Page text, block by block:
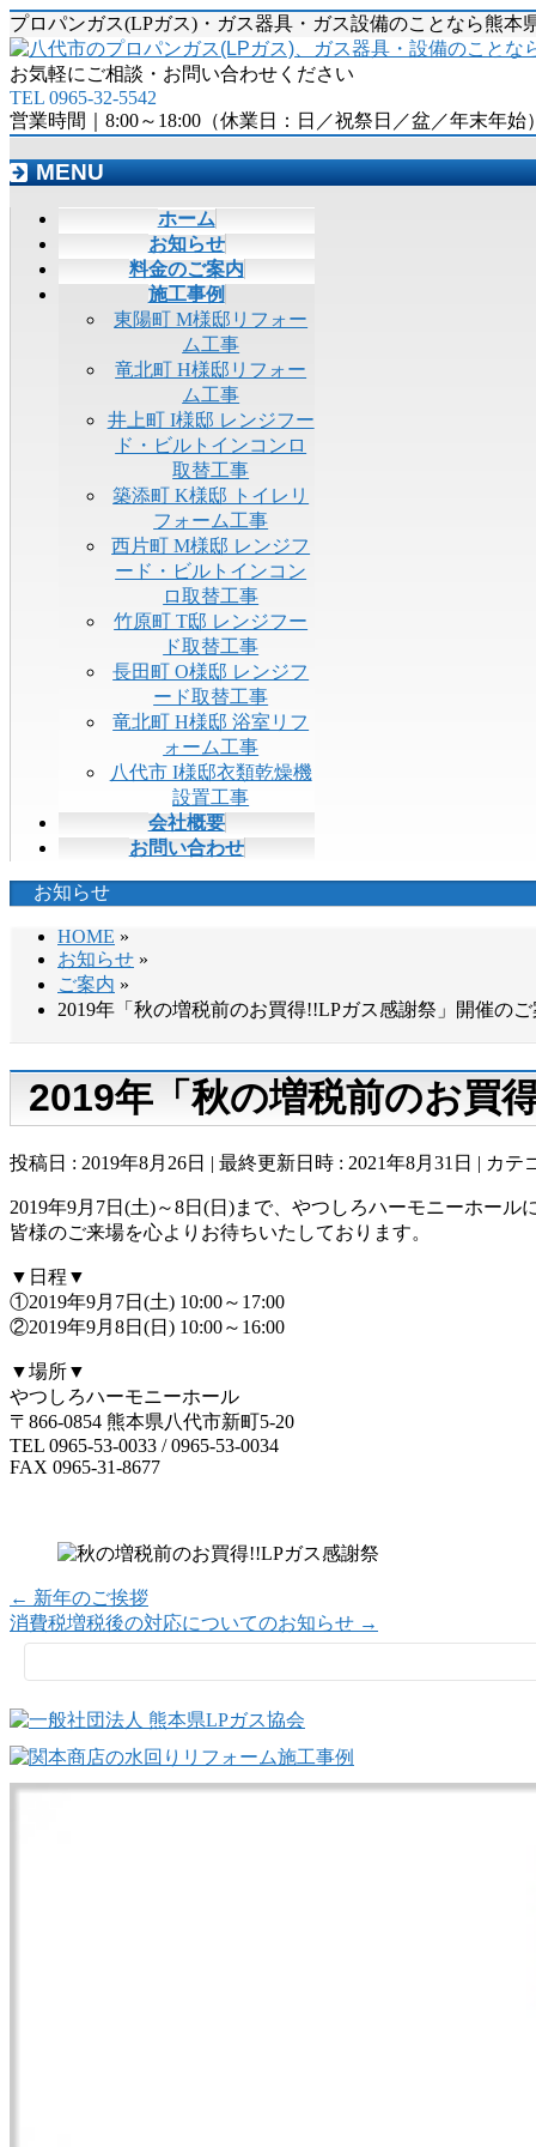
プロパンガス(LPガス)・ガス器具・ガス設備のことなら熊
お気軽にご相談・お問い合わせください
TEL 0965-32-5542
営業時間｜8:00～18:00（休業日：日／祝祭日／盆／年末年始
MENU
ホーム
お知らせ
料金のご案内
施工事例
東陽町 M様邸リフォー
ム工事
竜北町 H様邸リフォー
ム工事
井上町 I様邸 レンジフー
ド・ビルトインコンロ
取替工事
築添町 K様邸 トイレリ
フォーム工事
西片町 M様邸 レンジフ
ード・ビルトインコン
ロ取替工事
竹原町 T邸 レンジフー
ド取替工事
長田町 O様邸 レンジフ
ード取替工事
竜北町 H様邸 浴室リフ
ォーム工事
八代市 I様邸衣類乾燥機
設置工事
会社概要
お問い合わせ
お知らせ
HOME »
お知らせ »
ご案内 »
2019年「秋の増税前のお買得!!LPガス感謝祭」開催の
2019年「秋の増税前のお買
投稿日 : 2019年8月26日 最終更新日時 : 2021年8月31日 カテ
2019年9月7日(土)～8日(日)まで、やつしろハーモニーホー
皆様のご来場を心よりお待ちいたしております。
▼日程▼
①2019年9月7日(土) 10:00～17:00
②2019年9月8日(日) 10:00～16:00
▼場所▼
やつしろハーモニーホール
〒866-0854 熊本県八代市新町5-20
TEL 0965-53-0033 / 0965-53-0034
FAX 0965-31-8677
← 新年のご挨拶
消費税増税後の対応についてのお知らせ →
索: